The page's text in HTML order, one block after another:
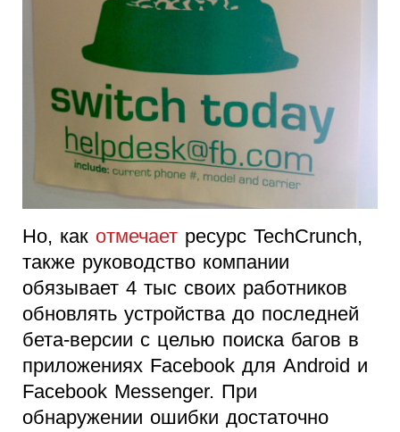
Но, как отмечает ресурс TechCrunch,
также руководство компании
обязывает 4 тыс своих работников
обновлять устройства до последней
бета-версии с целью поиска багов в
приложениях Facebook для Android и
Facebook Messenger. При
обнаружении ошибки достаточно